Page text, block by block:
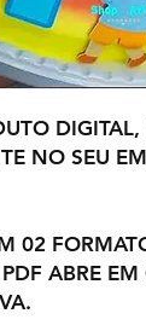
NO SEU
02
ABRE EM